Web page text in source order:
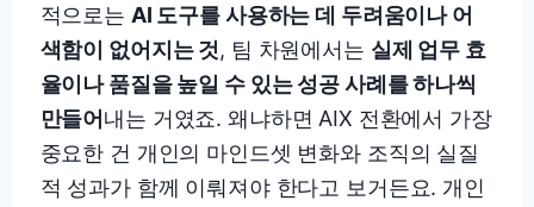
적으로는 AI 도구를 사용하는 데 두려움이나 어
색함이 없어지는 것, 팀 차원에서는 실제 업무 효
율이나 품질을 높일 수 있는 성공 사례를 하나씩
만들어 내는 거였죠. 왜냐하면 AIX 전환에서 가장
중요한 건 개인의 마인드셋 변화와 조직의 실질
적 성과가 함께 이뤄져야 한다고 보거든요. 개인